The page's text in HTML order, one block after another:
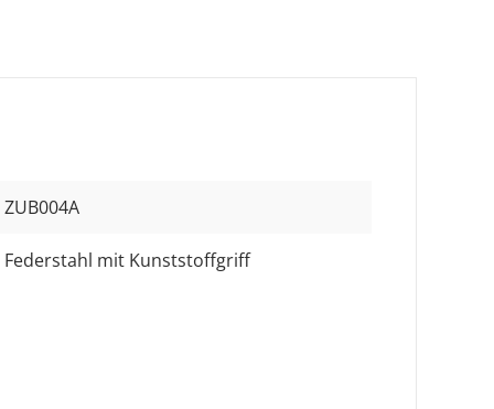
ZUB004A
Federstahl mit Kunststoffgriff